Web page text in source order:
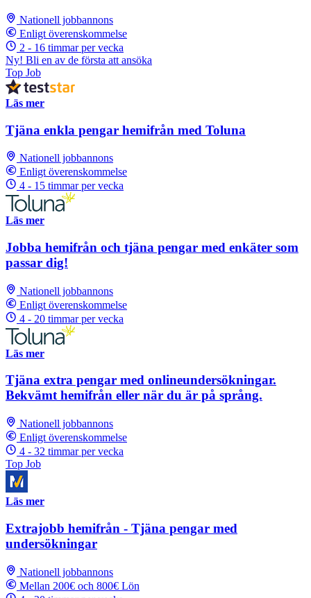
Nationell jobbannons
Enligt överenskommelse
2 - 16 timmar per vecka
Ny! Bli en av de första att ansöka
Top Job
Läs mer
Tjäna enkla pengar hemifrån med Toluna
Nationell jobbannons
Enligt överenskommelse
4 - 15 timmar per vecka
Läs mer
Jobba hemifrån och tjäna pengar med enkäter som
passar dig!
Nationell jobbannons
Enligt överenskommelse
4 - 20 timmar per vecka
Läs mer
Tjäna extra pengar med onlineundersökningar.
Bekvämt hemifrån eller när du är på språng.
Nationell jobbannons
Enligt överenskommelse
4 - 32 timmar per vecka
Top Job
Läs mer
Extrajobb hemifrån - Tjäna pengar med
undersökningar
Nationell jobbannons
Mellan 200€ och 800€ Lön